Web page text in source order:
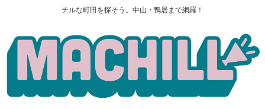
チルな町田を探そう。中山・鴨居まで網羅！